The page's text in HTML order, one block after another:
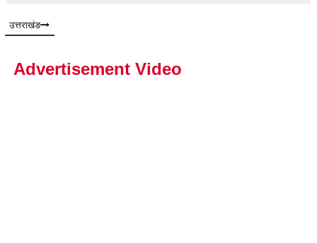
उत्तराखंड
Advertisement Video